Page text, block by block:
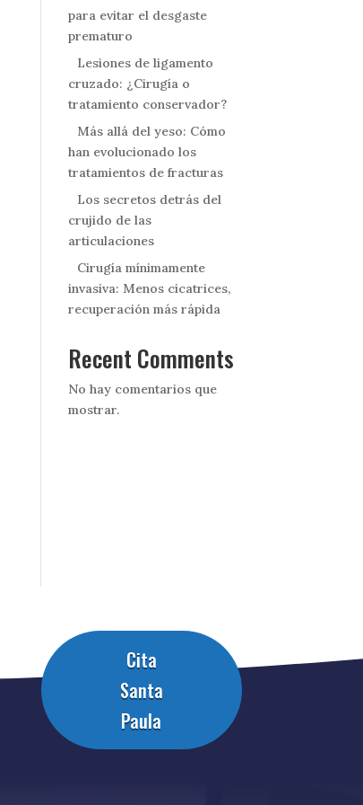
para evitar el desgaste
prematuro
Lesiones de ligamento
cruzado: ¿Cirugía o
tratamiento conservador?
Más allá del yeso: Cómo
han evolucionado los
tratamientos de fracturas
Los secretos detrás del
crujido de las
articulaciones
Cirugía mínimamente
invasiva: Menos cicatrices,
recuperación más rápida
Recent Comments
No hay comentarios que
mostrar.
Cita
Santa
Paula